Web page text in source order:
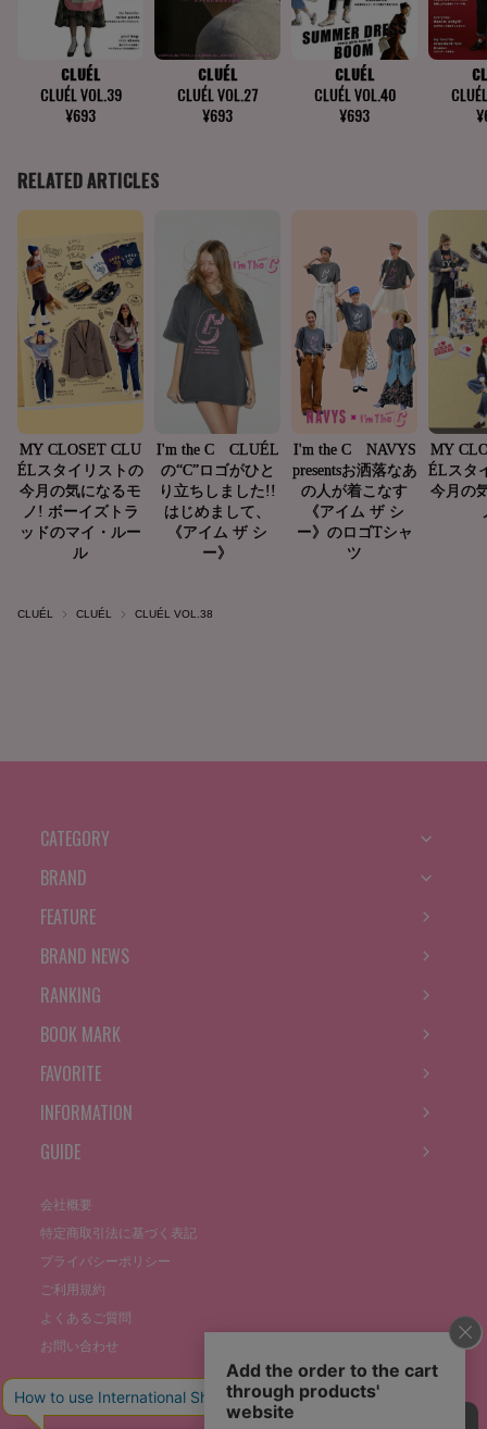
CLUÉL CLUÉL CLUÉL VOL.38
CATEGORY
BRAND
FEATURE
BRAND NEWS
RANKING
BOOK MARK
FAVORITE
INFORMATION
GUIDE
会社概要
特定商取引法に基づく表記
プライバシーポリシー
ご利用規約
よくあるご質問
お問い合わせ